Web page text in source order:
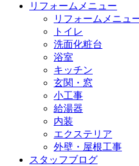
リフォームメニュー
リフォームメニュ
トイレ
洗面化粧台
浴室
キッチン
玄関・窓
小工事
給湯器
内装
エクステリア
外壁・屋根工事
スタッフブログ